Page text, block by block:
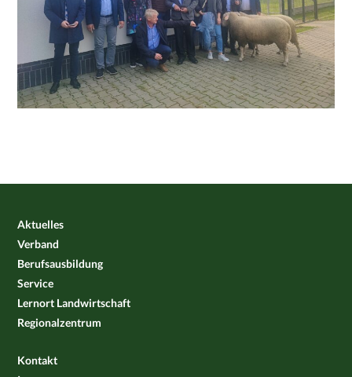
Aktuelles
Verband
Berufsausbildung
Service
Lernort Landwirtschaft
Regionalzentrum
Kontakt